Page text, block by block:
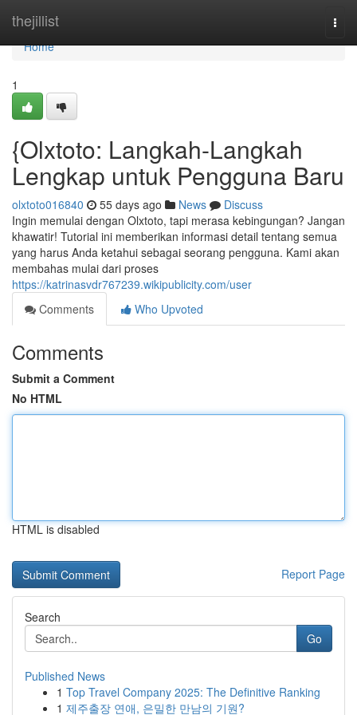
thejillist
Home
Home
1
{Olxtoto: Langkah-Langkah
Lengkap untuk Pengguna Baru
olxtoto016840 55 days ago News
Discuss
Ingin memulai dengan Olxtoto, tapi merasa kebingungan? Jangan
khawatir! Tutorial ini memberikan informasi detail tentang semua
yang harus Anda ketahui sebagai seorang pengguna. Kami akan
membahas mulai dari proses
https://katrinasvdr767239.wikipublicity.com/user
Comments
Who Upvoted
Comments
Submit a Comment
No HTML
HTML is disabled
Report Page
Search
Go
Published News
1 Top Travel Company 2025: The Definitive Ranking
1 제주출장 연애, 은밀한 만남의 기원?